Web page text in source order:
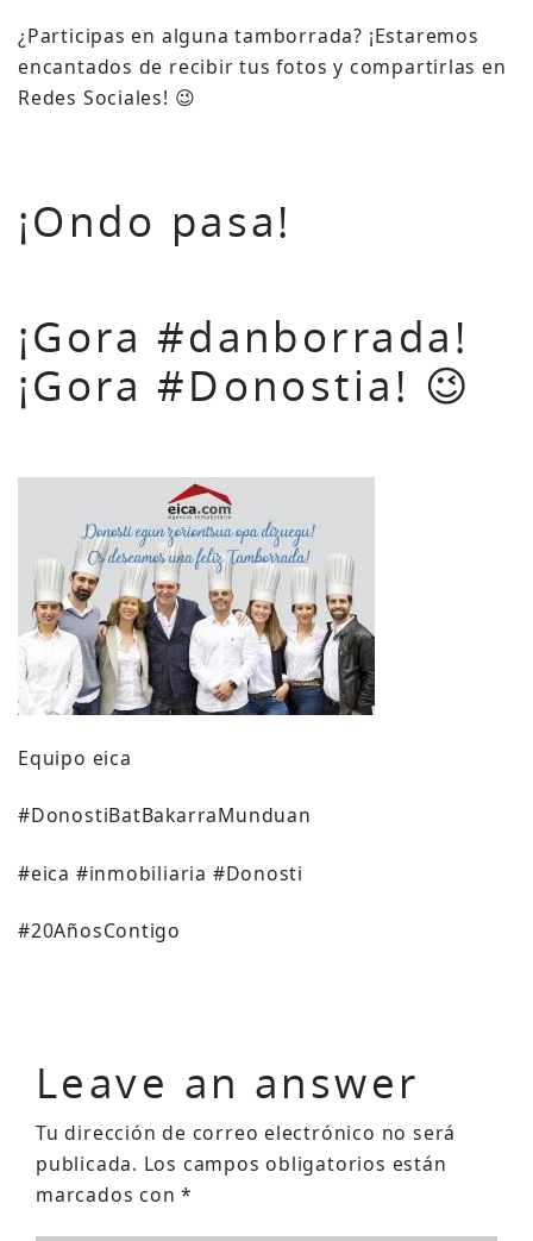
¿Participas en alguna tamborrada? ¡Estaremos
encantados de recibir tus fotos y compartirlas en
Redes Sociales! 😉
¡Ondo pasa!
¡Gora #danborrada!
¡Gora #Donostia! 😉
Equipo eica
#DonostiBatBakarraMunduan
#eica #inmobiliaria #Donosti
#20AñosContigo
Leave an answer
Tu dirección de correo electrónico no será
publicada. Los campos obligatorios están
marcados con*